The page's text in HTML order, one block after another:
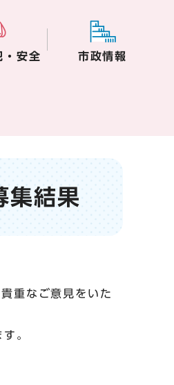
・安全 市政情報
集結果
重なご意見をいた
。